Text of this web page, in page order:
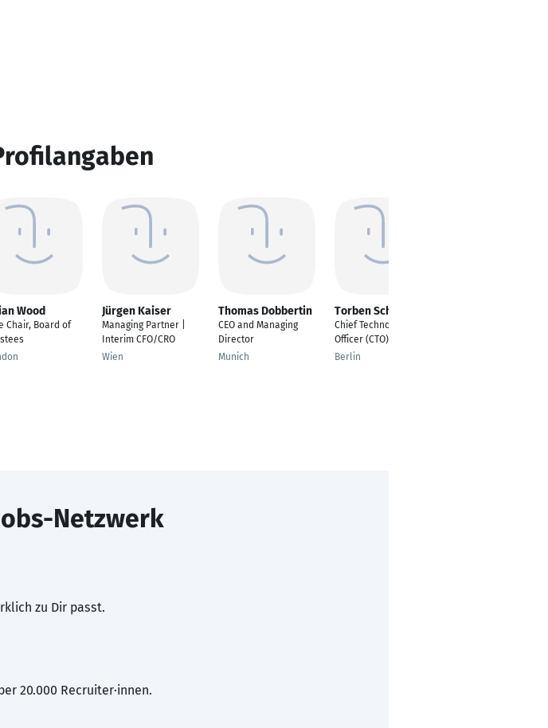
Wood
Chair, Board of
Jürgen Kaiser
Managing Partner |
Interim CFO/CRO
Wien
Thomas Dobbertin
CEO and Managing
Director
Munich
Torben Schwellnus
Chief Technology
Officer (CTO)
Berlin
Netzwerk
zu Dir passt.
20.000 Recruiter·innen.